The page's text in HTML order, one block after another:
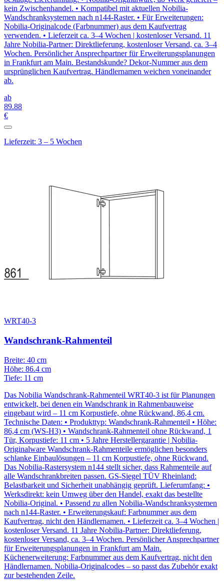
kein Zwischenhandel. • Kompatibel mit aktuellen Nobilia-
Wandschranksystemen nach n144-Raster. • Für Erweiterungen:
Nobilia-Originalcode (Farbnummer) aus dem Kaufvertrag
verwenden. • Lieferzeit ca. 3–4 Wochen | kostenloser Versand. 11
Jahre Nobilia-Partner: Direktlieferung, kostenloser Versand, ca. 3–4
Wochen. Persönlicher Ansprechpartner für Erweiterungsplanungen
in Frankfurt am Main. Bestandskunde? Dekor-Nummer aus dem
ursprünglichen Kaufvertrag. Händlernamen weichen voneinander
ab.
ab
89.88
€
Lieferzeit: 3 – 5 Wochen
WRT40-3
Wandschrank-Rahmenteil
Breite: 40 cm
Höhe: 86.4 cm
Tiefe: 11 cm
Das Nobilia Wandschrank-Rahmenteil WRT40-3 ist für Planungen
entwickelt, bei denen ein Wandschrank in Rahmenbauweise
eingebaut wird – 11 cm Korpustiefe, ohne Rückwand, 86,4 cm.
Technische Daten: • Produkttyp: Wandschrank-Rahmenteil • Höhe:
86,4 cm (WS-H3) • Wandschrank-Rahmenteil ohne Rückwand, 1
Tür, Korpustiefe: 11 cm • 5 Jahre Herstellergarantie | Nobilia-
Originalware Wandschrank-Rahmenteile ermöglichen besonders
schlanke Einbaulösungen – 11 cm Korpustiefe, ohne Rückwand.
Das Nobilia-Rastersystem n144 stellt sicher, dass Rahmenteile auf
alle Wandschrankbreiten passen. GS-Siegel TÜV Rheinland:
Belastbarkeit und Sicherheit unabhängig geprüft. Lieferumfang: •
Werksdirekt: kein Umweg über den Handel, exakt das bestellte
Nobilia-Original. • Passend zu allen Nobilia-Wandschranksystemen
nach n144-Raster. • Erweiterungskauf: Farbnummer aus dem
Kaufvertrag, nicht den Händlernamen. • Lieferzeit ca. 3–4 Wochen |
kostenloser Versand. 11 Jahre Nobilia-Partner: Direktlieferung,
kostenloser Versand, ca. 3–4 Wochen. Persönlicher Ansprechpartner
für Erweiterungsplanungen in Frankfurt am Main.
Küchenerweiterung: Farbnummer aus dem Kaufvertrag, nicht den
Händlernamen. Nobilia-Originalcodes – so passt das Zubehör exakt
zur bestehenden Zeile.